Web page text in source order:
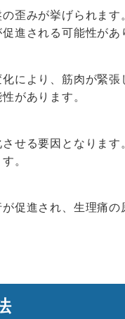
歪みが挙げられま
進される可能性があ
により、筋肉が緊
があります。
せる要因となりま
。
促進され、生理痛